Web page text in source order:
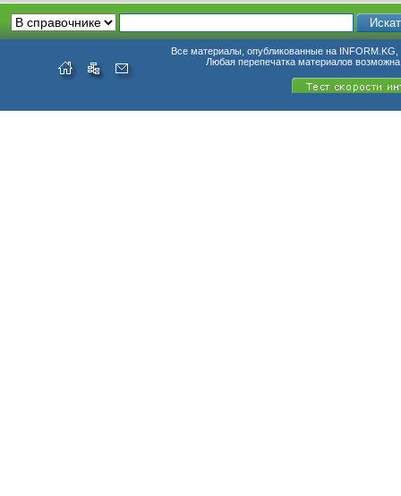
Все материалы, опубликованные на INFORM.KG,
Любая перепечатка материалов